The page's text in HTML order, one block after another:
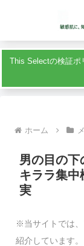
This Selectの検証ポ
ホーム
男の目の下
キララ集
実
※当サイトでは
紹介しています。